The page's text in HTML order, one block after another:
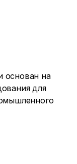
основан на
для